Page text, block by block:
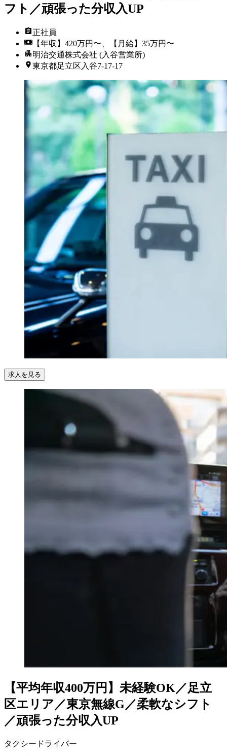
フト／頑張った分収入UP
正社員
【年収】420万円〜、【月給】35万円〜
明治交通株式会社 (入谷営業所)
東京都足立区入谷7-17-17
求人を見る
【平均年収400万円】未経験OK／足立
区エリア／東京無線G／柔軟なシフト
／頑張った分収入UP
タクシードライバー